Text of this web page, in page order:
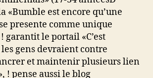
«Bumble est encore qu’une
presente comme unique
garantit le portail «C’est
gens devraient contre
et maintenir plusieurs lien
! pense aussi le blog